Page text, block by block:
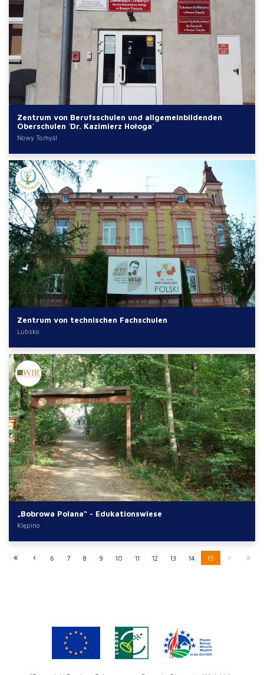
Zentrum von Berufsschulen und allgemeinbildenden
Oberschulen ´Dr. Kazimierz Hołoga´
Nowy Tomyśl
Zentrum von technischen Fachschulen
Lubsko
„Bobrowa Polana“ - Edukationswiese
Klępino
6 7 8 9 10 11 12 13 14 15